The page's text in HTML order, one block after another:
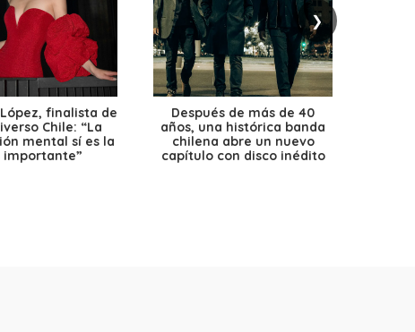
❯
finalista de
Chile: “La
mental sí es la
importante”
Después de más de 40
años, una histórica banda
chilena abre un nuevo
capítulo con disco inédito